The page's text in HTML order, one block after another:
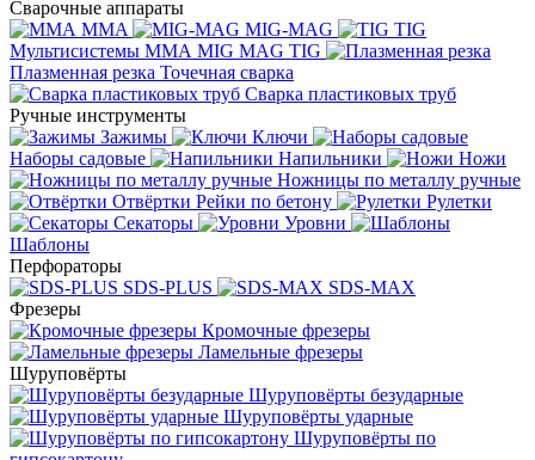
Сварочные аппараты
MMA
MIG-MAG
TIG
Мультисистемы ММА MIG MAG TIG
Плазменная резка Точечная сварка
Cварка пластиковых труб
Ручные инструменты
Зажимы
Ключи
Наборы садовые
Напильники
Ножи
Ножницы по металлу ручные
Отвёртки Рейки по бетону
Рулетки
Секаторы
Уровни
Шаблоны
Перфораторы
SDS-PLUS
SDS-MAX
Фрезеры
Кромочные фрезеры
Ламельные фрезеры
Шуруповёрты
Шуруповёрты безударные
Шуруповёрты ударные
Шуруповёрты по